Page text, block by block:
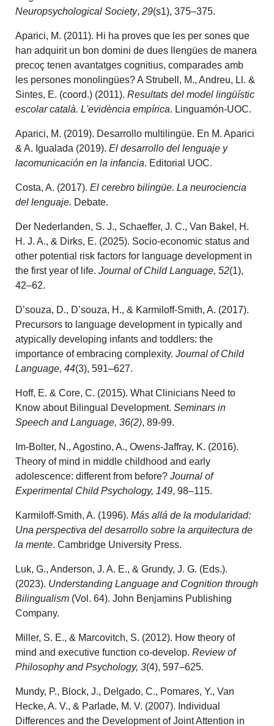
Neuropsychological Society,29(s1), 375–375.
Aparici, M. (2011). Hi ha proves que les per sones que
han adquirit un bon domini de dues llengües de manera
precoç tenen avantatges cognitius, comparades amb
les persones monolingües? A Strubell, M., Andreu, Ll. &
Sintes, E. (coord.) (2011).Resultats del model lingüístic
escolar català. L'evidència empírica. Linguamón-UOC.
Aparici, M. (2019). Desarrollo multilingüe. En M. Aparici
& A. Igualada (2019).El desarrollo del lenguaje y
lacomunicación en la infancia. Editorial UOC.
Costa, A. (2017).El cerebro bilingüe. La neurociencia
del lenguaje. Debate.
Der Nederlanden, S. J., Schaeffer, J. C., Van Bakel, H.
H. J. A., & Dirks, E. (2025). Socio-economic status and
other potential risk factors for language development in
the first year of life.Journal of Child Language, 52(1),
42–62.
D’souza, D., D’souza, H., & Karmiloff-Smith, A. (2017).
Precursors to language development in typically and
atypically developing infants and toddlers: the
importance of embracing complexity.Journal of Child
Language,44(3), 591–627.
Hoff, E. & Core, C. (2015). What Clinicians Need to
Know about Bilingual Development.Seminars in
Speech and Language, 36(2), 89-99.
Im-Bolter, N., Agostino, A., Owens-Jaffray, K. (2016).
Theory of mind in middle childhood and early
adolescence: different from before?Journal of
Experimental Child Psychology, 149, 98–115.
Karmiloff-Smith, A. (1996).Más allá de la modularidad:
Una perspectiva del desarrollo sobre la arquitectura de
la mente. Cambridge University Press.
Luk, G., Anderson, J. A. E., & Grundy, J. G. (Eds.).
(2023). Understanding Language and Cognition through
Bilingualism (Vol. 64). John Benjamins Publishing
Company.
Miller, S. E., & Marcovitch, S. (2012). How theory of
mind and executive function co-develop.Review of
Philosophy and Psychology, 3(4), 597–625.
Mundy, P., Block, J., Delgado, C., Pomares, Y., Van
Hecke, A. V., & Parlade, M. V. (2007). Individual
Differences and the Development of Joint Attention in